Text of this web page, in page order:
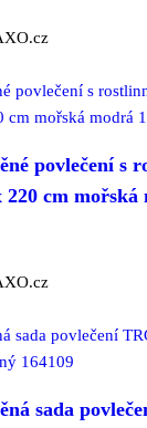
povlečení s
220 cm mořská
sada